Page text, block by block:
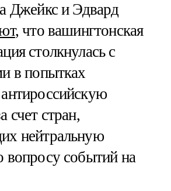
Джейкс и Эдвард
, что вашингтонская
столкнулась с
в попытках
счет стран,
нейтральную
вопросу событий на